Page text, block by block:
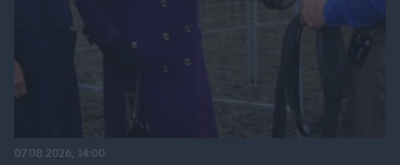
07.08.2026, 14:00